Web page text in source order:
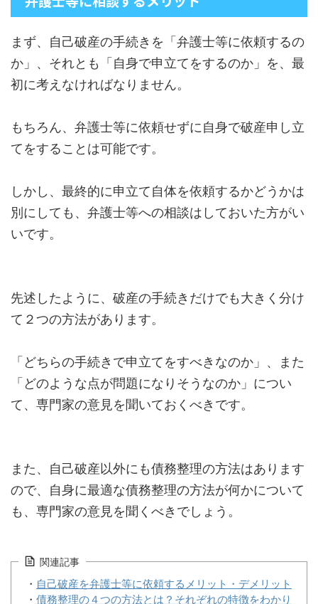
まず、自己破産の手続きを「弁護士等に依頼するの
か」、それとも「自身で申立てをするのか」を、最
初に考えなければなりません。
もちろん、弁護士等に依頼せずに自身で破産申し立
てをすることは可能です。
しかし、最終的に申立て自体を依頼するかどうかは
別にしても、弁護士等への相談はしておいた方がい
いです。
先述したように、破産の手続きだけでも大きく分け
て２つの方法があります。
「どちらの手続きで申立てをすべきなのか」、また
「どのような点が問題になりそうなのか」につい
て、専門家の意見を聞いておくべきです。
また、自己破産以外にも債務整理の方法はあります
ので、自身に最適な債務整理の方法が何かについて
も、専門家の意見を聞くべきでしょう。
関連記事
・ 自己破産を弁護士等に依頼するメリット・デメリット
・ 債務整理の４つの方法とは？それぞれの特徴をわかり